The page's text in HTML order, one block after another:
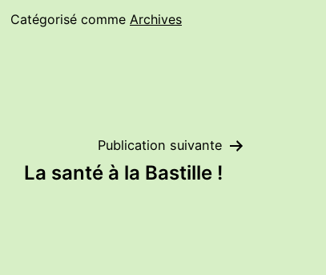
Catégorisé comme Archives
Publication suivante
La santé à la Bastille !